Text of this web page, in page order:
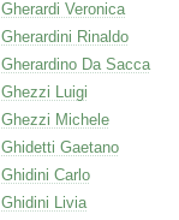
Gherardi Veronica
Gherardini Rinaldo
Gherardino Da Sacca
Ghezzi Luigi
Ghezzi Michele
Ghidetti Gaetano
Ghidini Carlo
Ghidini Livia